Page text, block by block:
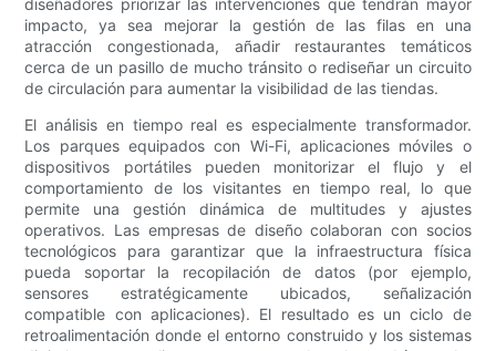
diseñadores priorizar las intervenciones que tendrán mayor
impacto, ya sea mejorar la gestión de las filas en una
atracción congestionada, añadir restaurantes temáticos
cerca de un pasillo de mucho tránsito o rediseñar un circuito
de circulación para aumentar la visibilidad de las tiendas.
El análisis en tiempo real es especialmente transformador.
Los parques equipados con Wi-Fi, aplicaciones móviles o
dispositivos portátiles pueden monitorizar el flujo y el
comportamiento de los visitantes en tiempo real, lo que
permite una gestión dinámica de multitudes y ajustes
operativos. Las empresas de diseño colaboran con socios
tecnológicos para garantizar que la infraestructura física
pueda soportar la recopilación de datos (por ejemplo,
sensores estratégicamente ubicados, señalización
compatible con aplicaciones). El resultado es un ciclo de
retroalimentación donde el entorno construido y los sistemas